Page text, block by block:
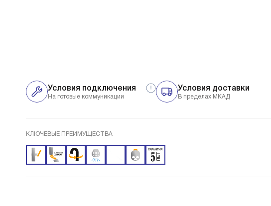
Условия доставки
В пределах МКАД
Условия подключения
На готовые коммуникации
КЛЮЧЕВЫЕ ПРЕИМУЩЕСТВА